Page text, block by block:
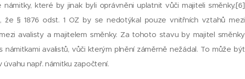
námitky, které by jinak byli oprávněni uplatnit vůči majiteli směnky.[6]
že § 1876 odst. 1 OZ by se nedotýkal pouze vnitřních vztahů mezi
avalisty a majitelem směnky. Za tohoto stavu by majitel směnky
avalistů, vůči kterým plnění záměrně nežádal. To může být
např. námitku započtení.